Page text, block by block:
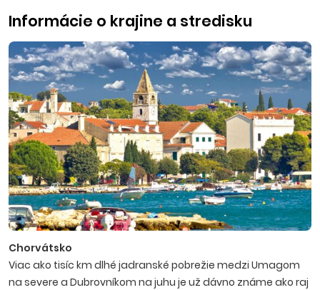
Informácie o krajine a stredisku
Chorvátsko
Viac ako tisíc km dlhé jadranské pobrežie medzi Umagom
na severe a Dubrovníkom na juhu je už dávno známe ako raj